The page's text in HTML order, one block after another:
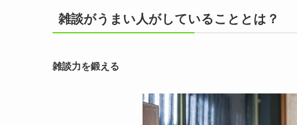
雑談がうまい人がしていることとは？
雑談力を鍛える